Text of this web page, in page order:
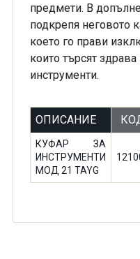
предмети. В
подкрепя неговото
което го прави
които търсят
инструменти.
ОПИСАНИЕ
КУФАР ЗА
ИНСТРУМЕНТИ
МОД 21 TAYG